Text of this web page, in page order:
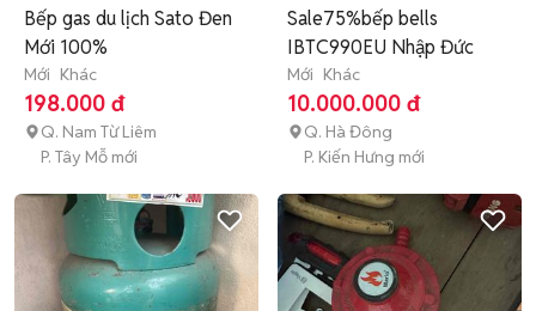
Bếp gas du lịch Sato Đen
Mới 100%
Mới Khác
198.000 đ
Q. Nam Từ Liêm
P. Tây Mỗ mới
Sale75%bếp bells
IBTC990EU Nhập Đức
Mới Khác
10.000.000 đ
Q. Hà Đông
P. Kiến Hưng mới